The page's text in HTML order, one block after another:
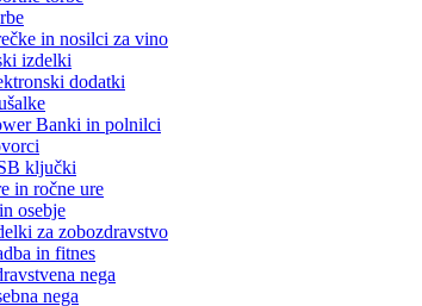
in nosilci za vino
izdelki
dodatki
Banki in polnilci
ključki
in ročne ure
osebje
za zobozdravstvo
in fitnes
nega
nega